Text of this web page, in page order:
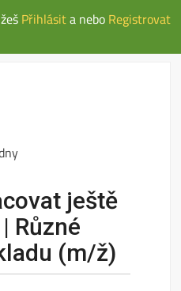
Přihlásita neboRegistrovat
ještě
Různé
(m/ž)